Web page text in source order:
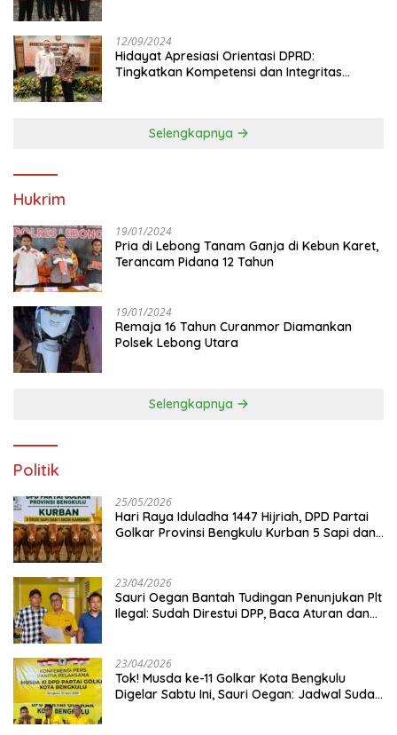
12/09/2024
Hidayat Apresiasi Orientasi DPRD:
Tingkatkan Kompetensi dan Integritas
Selengkapnya
Hukrim
19/01/2024
Pria di Lebong Tanam Ganja di Kebun Karet,
Terancam Pidana 12 Tahun
19/01/2024
Remaja 16 Tahun Curanmor Diamankan
Polsek Lebong Utara
Selengkapnya
Politik
25/05/2026
Hari Raya Iduladha 1447 Hijriah, DPD Partai
Golkar Provinsi Bengkulu Kurban 5 Sapi dan 1
23/04/2026
Sauri Oegan Bantah Tudingan Penunjukan Plt
Ilegal: Sudah Direstui DPP, Baca Aturan dan
23/04/2026
‎Tok! Musda ke-11 Golkar Kota Bengkulu
Digelar Sabtu Ini, Sauri Oegan: Jadwal Sudah